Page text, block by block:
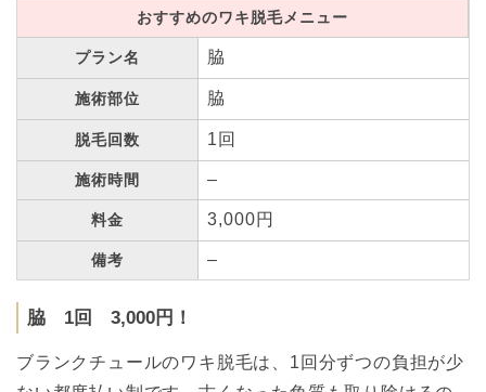
おすすめのワキ脱毛メニュー
プラン名 脇
施術部位 脇
脱毛回数 1回
施術時間 –
料金 3,000円
備考 –
脇 1回 3,000円！
ブランクチュールのワキ脱毛は、1回分ずつの負担が少